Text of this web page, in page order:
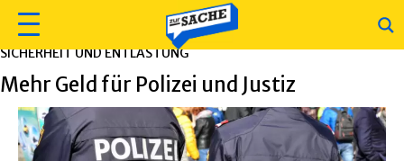
SICHERHEIT UND ENTLASTUNG
Mehr Geld für Polizei und Justiz